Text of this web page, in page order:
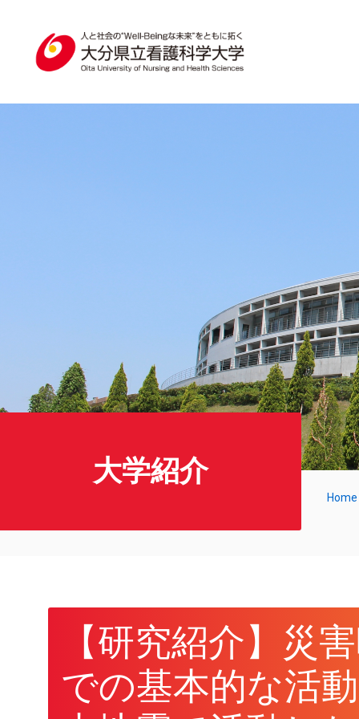
大学紹介
Home
【研究紹介】災
での基本的な活